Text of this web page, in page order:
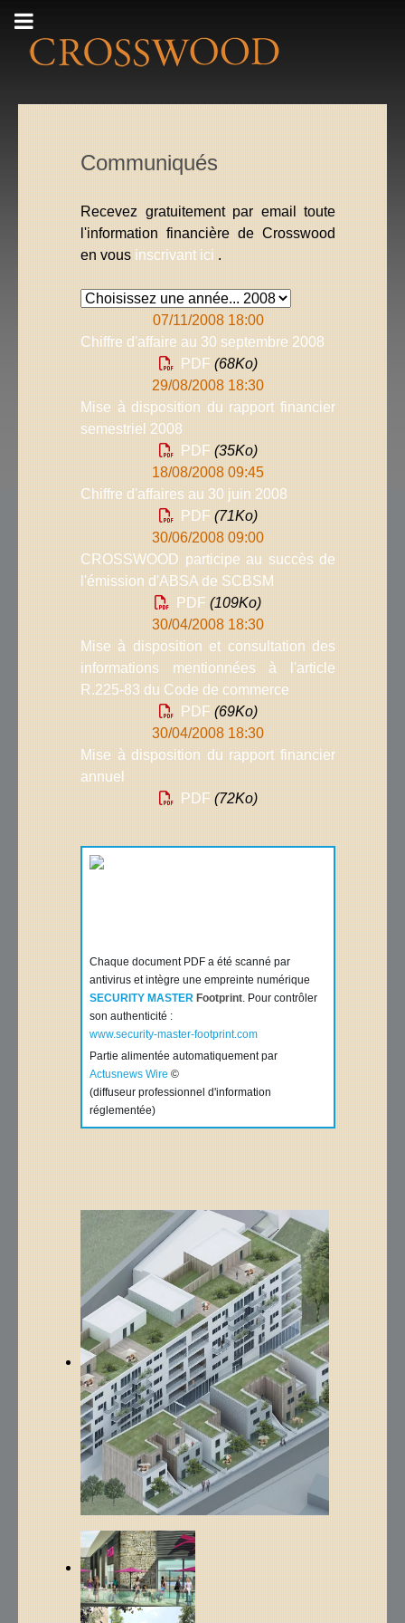
Communiqués
Recevez gratuitement par email toute
l'information financière de Crosswood
en vous inscrivant ici .
07/11/2008 18:00
Chiffre d'affaire au 30 septembre 2008
PDF (68Ko)
29/08/2008 18:30
Mise à disposition du rapport financier
semestriel 2008
PDF (35Ko)
18/08/2008 09:45
Chiffre d'affaires au 30 juin 2008
PDF (71Ko)
30/06/2008 09:00
CROSSWOOD participe au succès de
l'émission d'ABSA de SCBSM
PDF (109Ko)
30/04/2008 18:30
Mise à disposition et consultation des
informations mentionnées à l'article
R.225-83 du Code de commerce
PDF (69Ko)
30/04/2008 18:30
Mise à disposition du rapport financier
annuel
PDF (72Ko)
Chaque document PDF a été scanné par
antivirus et intègre une empreinte numérique
SECURITY MASTER Footprint. Pour contrôler
son authenticité :
www.security-master-footprint.com
Partie alimentée automatiquement par
Actusnews Wire ©
(diffuseur professionnel d'information
réglementée)